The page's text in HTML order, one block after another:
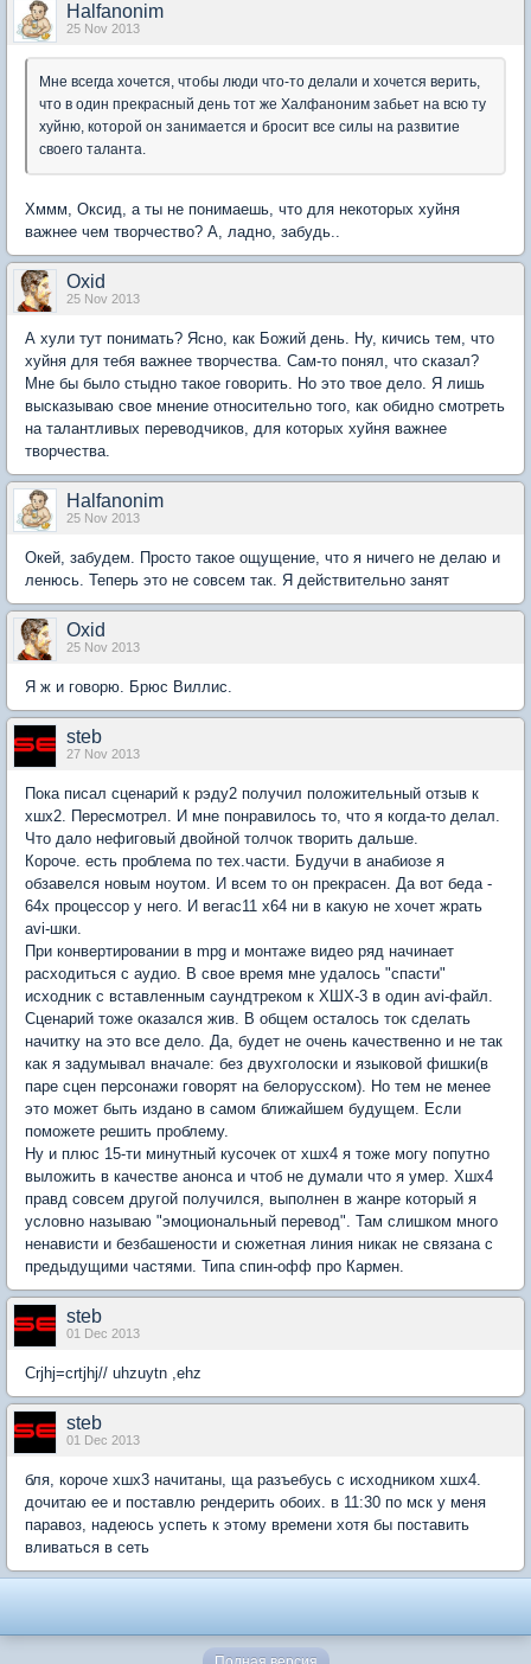
Halfanonim
25 Nov 2013
Мне всегда хочется, чтобы люди что-то делали и хочется верить,
что в один прекрасный день тот же Халфаноним забьет на всю ту
хуйню, которой он занимается и бросит все силы на развитие
своего таланта.
Хммм, Оксид, а ты не понимаешь, что для некоторых хуйня
важнее чем творчество? А, ладно, забудь..
Oxid
25 Nov 2013
А хули тут понимать? Ясно, как Божий день. Ну, кичись тем, что
хуйня для тебя важнее творчества. Сам-то понял, что сказал?
Мне бы было стыдно такое говорить. Но это твое дело. Я лишь
высказываю свое мнение относительно того, как обидно смотреть
на талантливых переводчиков, для которых хуйня важнее
творчества.
Halfanonim
25 Nov 2013
Окей, забудем. Просто такое ощущение, что я ничего не делаю и
ленюсь. Теперь это не совсем так. Я действительно занят
Oxid
25 Nov 2013
Я ж и говорю. Брюс Виллис.
steb
27 Nov 2013
Пока писал сценарий к рэду2 получил положительный отзыв к
хшх2. Пересмотрел. И мне понравилось то, что я когда-то делал.
Что дало нефиговый двойной толчок творить дальше.
Короче. есть проблема по тех.части. Будучи в анабиозе я
обзавелся новым ноутом. И всем то он прекрасен. Да вот беда -
64х процессор у него. И вегас11 х64 ни в какую не хочет жрать
avi-шки.
При конвертировании в mpg и монтаже видео ряд начинает
расходиться с аудио. В свое время мне удалось "спасти"
исходник с вставленным саундтреком к ХШХ-3 в один avi-файл.
Сценарий тоже оказался жив. В общем осталось ток сделать
начитку на это все дело. Да, будет не очень качественно и не так
как я задумывал вначале: без двухголоски и языковой фишки(в
паре сцен персонажи говорят на белорусском). Но тем не менее
это может быть издано в самом ближайшем будущем. Если
поможете решить проблему.
Ну и плюс 15-ти минутный кусочек от хшх4 я тоже могу попутно
выложить в качестве анонса и чтоб не думали что я умер. Хшх4
правд совсем другой получился, выполнен в жанре который я
условно называю "эмоциональный перевод". Там слишком много
ненависти и безбашености и сюжетная линия никак не связана с
предыдущими частями. Типа спин-офф про Кармен.
steb
01 Dec 2013
Crjhj=crtjhj// uhzuytn ,ehz
steb
01 Dec 2013
бля, короче хшх3 начитаны, ща разъебусь с исходником хшх4.
дочитаю ее и поставлю рендерить обоих. в 11:30 по мск у меня
паравоз, надеюсь успеть к этому времени хотя бы поставить
вливаться в сеть